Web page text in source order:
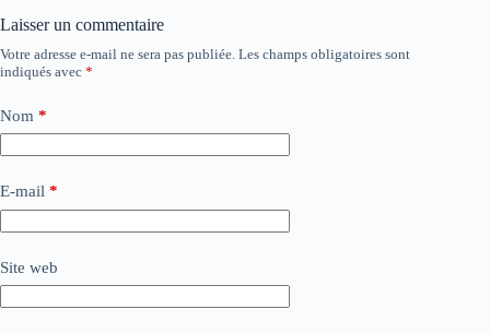
Laisser un commentaire
Votre adresse e-mail ne sera pas publiée. Les champs obligatoires sont
indiqués avec *
Nom *
E-mail *
Site web